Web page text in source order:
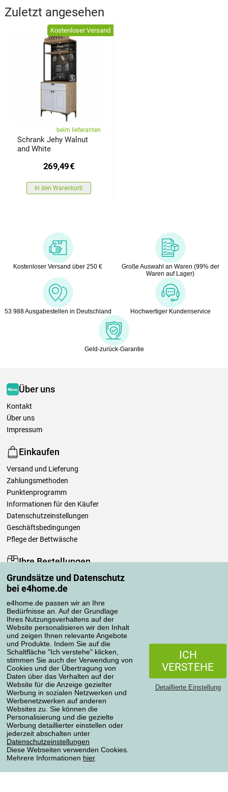
Grundsätze und Datenschutz
bei e4home.de
e4home.de passen wir an Ihre
Bedürfnisse an. Auf der Grundlage
Ihres Nutzungsverhaltens auf der
Website personalisieren wir den Inhalt
und zeigen Ihnen relevante Angebote
und Produkte. Indem Sie auf die
Schaltfläche "Ich verstehe" klicken,
stimmen Sie auch der Verwendung von
Cookies und der Übertragung von
Daten über das Verhalten auf der
Website für die Anzeige gezielter
Werbung in sozialen Netzwerken und
Werbenetzwerken auf anderen
Websites zu. Sie können die
Personalisierung und die gezielte
Werbung detaillierter einstellen oder
jederzeit abschalten unter
Datenschutzeinstellungen
Diese Webseiten verwenden Cookies.
Mehrere Informationen hier.
ICH
VERSTEHE
Detaillierte Einstellung
Zuletzt angesehen
Kostenloser Versand
beim lieferanten
Schrank Jehy Walnut
and White
269,49€
In den Warenkorb
Kostenloser Versand über 250 €
Große Auswahl an Waren (99% der
Waren auf Lager)
53 988 Ausgabestellen in Deutschland Hochwertiger Kundenservice
Geld-zurück-Garantie
Über uns
Kontakt
Über uns
Impressum
Einkaufen
Versand und Lieferung
Zahlungsmethoden
Punktenprogramm
Informationen für den Käufer
Datenschutzeinstellungen
Geschäftsbedingungen
Pflege der Bettwäsche
Ihre Bestellungen
Mein Konto
Bestellübersicht
Reklamationen
Widerrufsbelehrung
Einfach mehr wissen
Richtlinien zur Verarbeitung von Bewertungen
Transportarten
Zahlungsmethoden
Zuverlässiger Shop